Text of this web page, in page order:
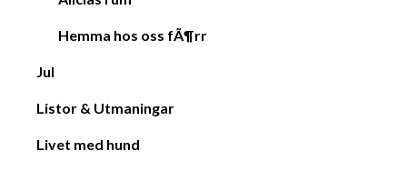
Hemma hos oss fÃ¶rr
Jul
Listor & Utmaningar
Livet med hund